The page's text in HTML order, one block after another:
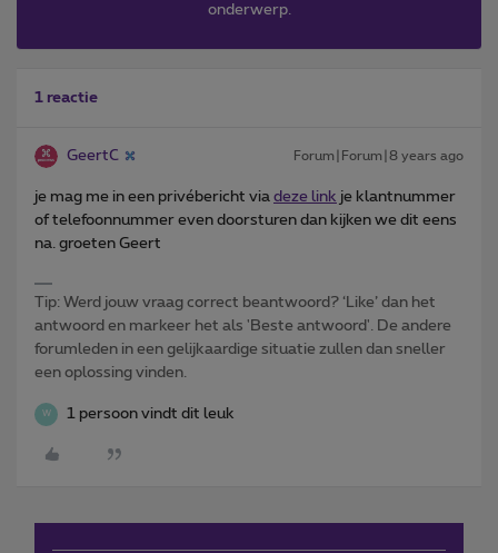
onderwerp.
1 reactie
GeertC Forum|Forum|8 years ago
je mag me in een privébericht via deze link je klantnummer
of telefoonnummer even doorsturen dan kijken we dit eens
na. groeten Geert
Tip: Werd jouw vraag correct beantwoord? ‘Like’ dan het
antwoord en markeer het als 'Beste antwoord'. De andere
forumleden in een gelijkaardige situatie zullen dan sneller
een oplossing vinden.
W 1 persoon vindt dit leuk